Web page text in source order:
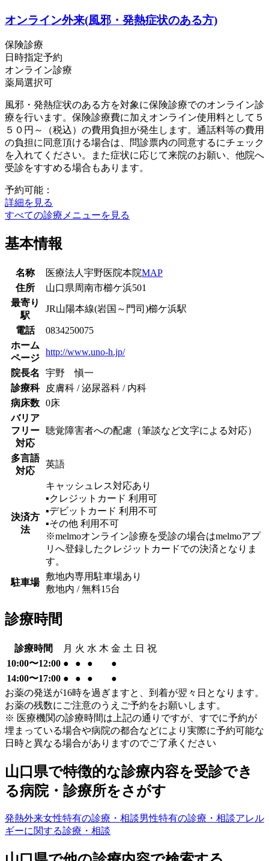
オンライン外来(風邪・発熱症状のある方)
保険診療
日時指定予約
オンライン診療
薬局選択可
風邪・発熱症状のある方を対象に保険診療でのオンライン診
療を行います。保険診療費に加えオンライン使用料として５
５０円～（税込）の費用負担が発生します。通話料等の費用
の負担に同意頂ける場合は、問診票内の同意するにチェック
を入れてください。また症状に応じて来院のお願い、他院へ
受診をすすめる場合もあります。
予約可能：
詳細を見る
すべての診療メニューを見る
基本情報
名称 医療法人宇野医院本院MAP
住所
山口県周南市櫛ケ浜501
最寄り
駅
JR山陽本線(岩国～門司)櫛ケ浜駅
電話
0834250075
ホーム
ページ
http://www.uno-h.jp/
院長名
宇野 愼一
診療科
皮膚科 / 泌尿器科 / 内科
病床数
0床
バリア
フリー
対応
聴覚障害者への配慮（筆談など文字による対応）
多言語
対応
英語
決済方
法
キャッシュレス対応あり
▪︎クレジットカード 利用可
▪︎デビットカード 利用不可
▪︎その他 利用不可
※melmoオンライン診療を受診の場合はmelmoアプ
リへ登録したクレジットカードでの決済となりま
す。
駐車場
敷地内専用駐車場あり
敷地内 / 無料15台
診療時間
診療時間 月 火 水 木 金 土 日 祝
10:00〜12:00 ● ● ●
●
14:00〜17:00 ● ● ●
●
お薬の発送が16時を過ぎますと、到着が翌々日となります。
お薬の残数にご注意のうえご予約をお願いします。
※ 医療機関の診療時間は上記の通りですが、すでに予約が
埋まっている場合や病院の都合などにより実際に予約可能な
日時と異なる場合がありますのでご了承ください
山口県で特徴的な診療内容を受診でき
る病院・診療所をさがす
発熱外来女性特有の診療・相談男性特有の診療・相談アレル
ギーに関する診療・相談